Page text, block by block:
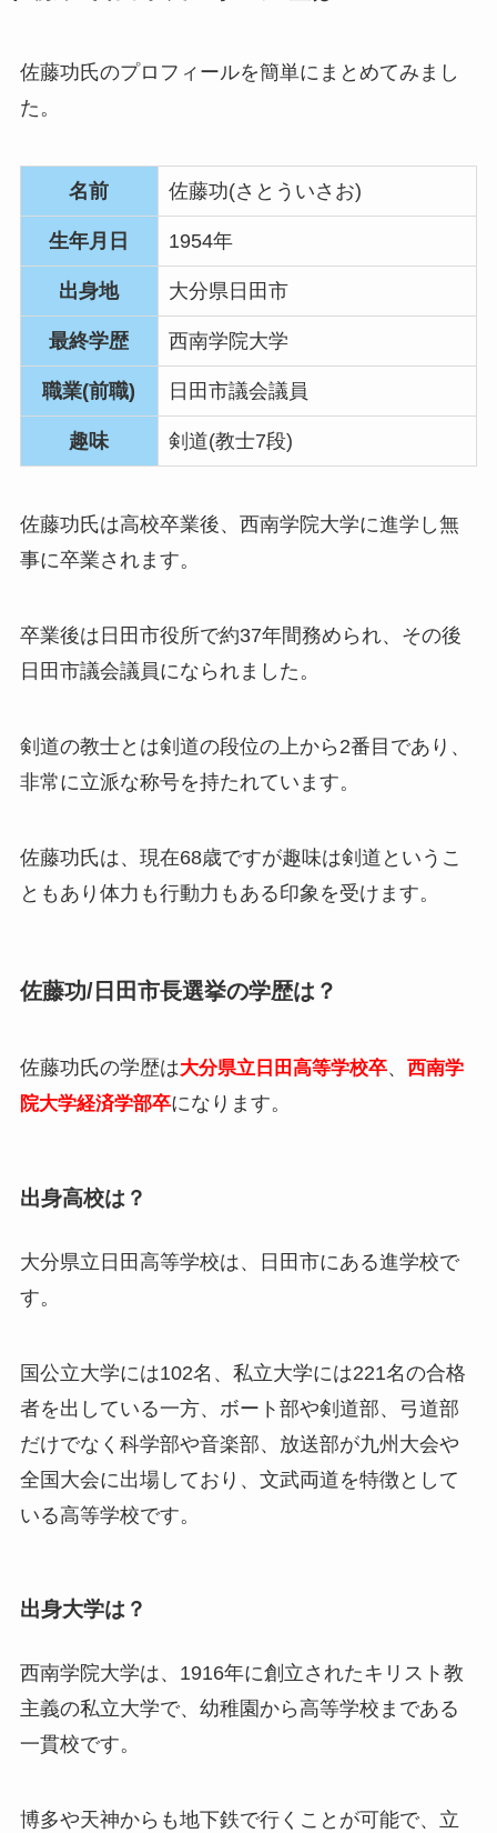
佐藤功氏のプロフィールを簡単にまとめてみまし
た。
名前 佐藤功(さとういさお)
生年月日 1954年
出身地 大分県日田市
最終学歴 西南学院大学
職業(前職) 日田市議会議員
趣味 剣道(教士7段)
佐藤功氏は高校卒業後、西南学院大学に進学し無
事に卒業されます。
卒業後は日田市役所で約37年間務められ、その後
日田市議会議員になられました。
剣道の教士とは剣道の段位の上から2番目であり、
非常に立派な称号を持たれています。
佐藤功氏は、現在68歳ですが趣味は剣道というこ
ともあり体力も行動力もある印象を受けます。
佐藤功/日田市長選挙の学歴は？
佐藤功氏の学歴は大分県立日田高等学校卒、 西南学
院大学経済学部卒になります。
出身高校は？
大分県立日田高等学校は、日田市にある進学校で
す。
国公立大学には102名、私立大学には221名の合格
者を出している一方、ボート部や剣道部、弓道部
だけでなく科学部や音楽部、放送部が九州大会や
全国大会に出場しており、文武両道を特徴として
いる高等学校です。
出身大学は？
西南学院大学は、1916年に創立されたキリスト教
主義の私立大学で、幼稚園から高等学校まである
一貫校です。
博多や天神からも地下鉄で行くことが可能で、立